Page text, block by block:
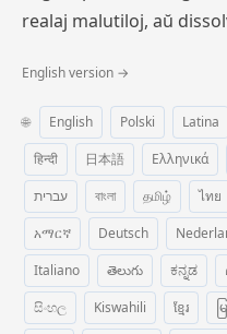
realaj malutiloj, aŭ
English version →
🌐 English Polski Latina
हिन्दी
日本語 Ελληνικά
עברית
বাংলা தமிழ் ไทย
አማርኛ
Deutsch
Italiano
తెలుగు ಕನ್ನಡ
සිංහල
Kiswahili ខ្មែរ